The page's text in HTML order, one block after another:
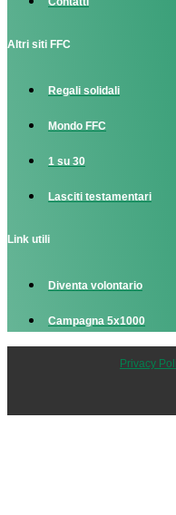
Altri siti FFC
Regali solidali
Mondo FFC
1 su 30
Lasciti testamentari
Link utili
Diventa volontario
Campagna 5x1000
Privacy